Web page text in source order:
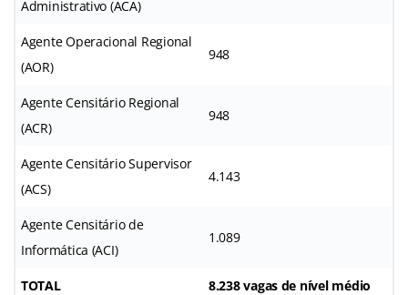
Administrativo (ACA)
Agente Operacional Regional
(AOR)
948
Agente Censitário Regional
(ACR)
948
Agente Censitário Supervisor
(ACS)
4.143
Agente Censitário de
Informática (ACI)
1.089
TOTAL 8.238 vagas de nível médio